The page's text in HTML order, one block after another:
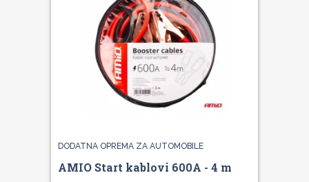
DODATNA OPREMA ZA AUTOMOBILE
AMIO Start kablovi 600A - 4 m